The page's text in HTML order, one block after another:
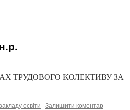
ТРУДОВОГО КОЛЕКТИВУ ЗА
освіти | Залишити коментар